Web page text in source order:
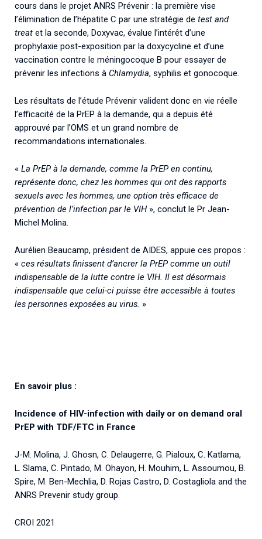
cours dans le projet ANRS Prévenir : la première vise
l’élimination de l’hépatite C par une stratégie de test and
treat et la seconde, Doxyvac, évalue l’intérêt d’une
prophylaxie post-exposition par la doxycycline et d’une
vaccination contre le méningocoque B pour essayer de
prévenir les infections à Chlamydia, syphilis et gonocoque.
Les résultats de l’étude Prévenir valident donc en vie réelle
l’efficacité de la PrEP à la demande, qui a depuis été
approuvé par l’OMS et un grand nombre de
recommandations internationales.
« La PrEP à la demande, comme la PrEP en continu,
représente donc, chez les hommes qui ont des rapports
sexuels avec les hommes, une option très efficace de
prévention de l’infection par le VIH », conclut le Pr Jean-
Michel Molina.
Aurélien Beaucamp, président de AIDES, appuie ces propos :
« ces résultats finissent d’ancrer la PrEP comme un outil
indispensable de la lutte contre le VIH. Il est désormais
indispensable que celui-ci puisse être accessible à toutes
les personnes exposées au virus. »
En savoir plus :
Incidence of HIV-infection with daily or on demand oral
PrEP with TDF/FTC in France
J-M. Molina, J. Ghosn, C. Delaugerre, G. Pialoux, C. Katlama,
L. Slama, C. Pintado, M. Ohayon, H. Mouhim, L. Assoumou, B.
Spire, M. Ben-Mechlia, D. Rojas Castro, D. Costagliola and the
ANRS Prevenir study group.
CROI 2021